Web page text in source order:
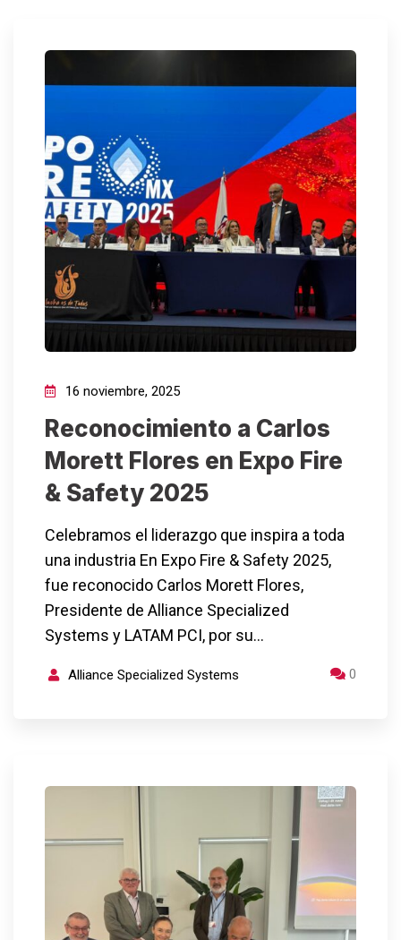
16 noviembre, 2025
Reconocimiento a Carlos
Morett Flores en Expo Fire
& Safety 2025
Celebramos el liderazgo que inspira a toda
una industria En Expo Fire & Safety 2025,
fue reconocido Carlos Morett Flores,
Presidente de Alliance Specialized
Systems y LATAM PCI, por su…
Alliance Specialized Systems 0